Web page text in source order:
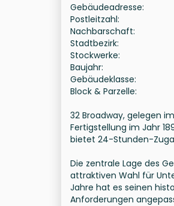
Gebäudeadresse:
Postleitzahl:
Nachbarschaft:
Stadtbezirk:
Stockwerke:
Baujahr:
Gebäudeklasse:
Block & Parzelle:
32 Broadway, gelegen
Fertigstellung im Jahr
bietet 24-Stunden-
Die zentrale Lage des
attraktiven Wahl für
Jahre hat es seinen
Anforderungen